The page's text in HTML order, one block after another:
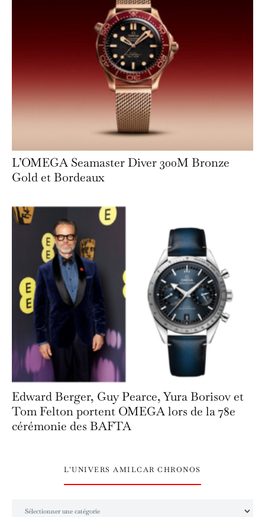
L’OMEGA Seamaster Diver 300M Bronze
Gold et Bordeaux
Edward Berger, Guy Pearce, Yura Borisov et
Tom Felton portent OMEGA lors de la 78e
cérémonie des BAFTA
L’UNIVERS AMILCAR CHRONOS